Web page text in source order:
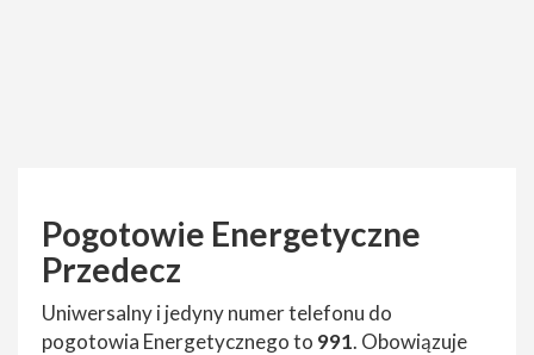
Pogotowie Energetyczne
Przedecz
Uniwersalny i jedyny numer telefonu do
pogotowia Energetycznego to 991. Obowiązuje